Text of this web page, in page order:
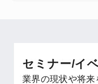
セミナー/イ
業界の現状や将